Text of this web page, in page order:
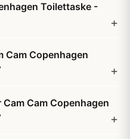
Toilettaske -
Cam Copenhagen
Cam Copenhagen